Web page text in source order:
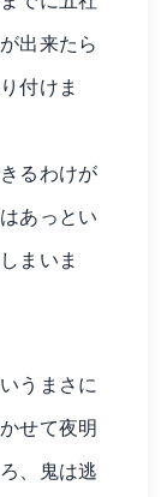
出来たら
付けま
るわけが
あっとい
まいま
うまさに
せて夜明
、鬼は逃